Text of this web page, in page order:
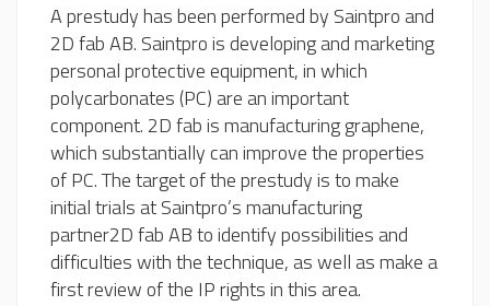
A prestudy has been performed by Saintpro and
2D fab AB. Saintpro is developing and marketing
personal protective equipment, in which
polycarbonates (PC) are an important
component. 2D fab is manufacturing graphene,
which substantially can improve the properties
of PC. The target of the prestudy is to make
initial trials at Saintpro’s manufacturing
partner2D fab AB to identify possibilities and
difficulties with the technique, as well as make a
first review of the IP rights in this area.